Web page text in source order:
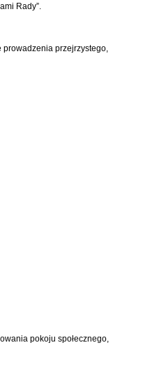
Rady”.
prowadzenia przejrzystego,
pokoju społecznego,